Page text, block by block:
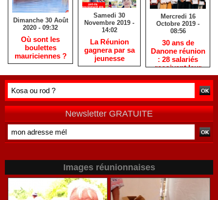
Dimanche 30 Août
2020 - 09:32
Où sont les
boulettes
mauriciennes ?
Samedi 30
Novembre 2019 -
14:02
La Réunion
gagnera par sa
jeunesse
Mercredi 16
Octobre 2019 -
08:56
30 ans de
Danone réunion
: 28 salariés
reçoivent leur
médaille du
travail
Newsletter GRATUITE
Images réunionnaises